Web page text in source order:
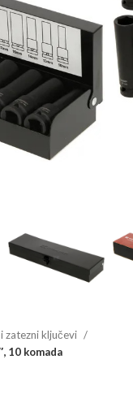
zatezni ključevi
10 komada